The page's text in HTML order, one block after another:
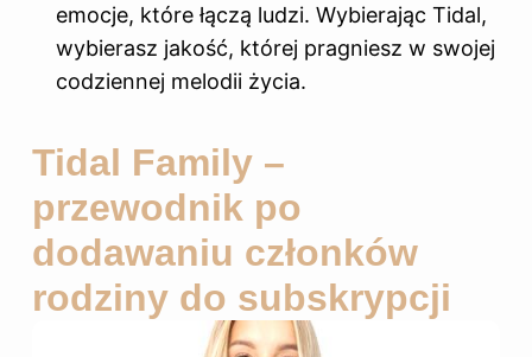
emocje, które łączą ludzi. Wybierając Tidal,
wybierasz jakość, której pragniesz w swojej
codziennej melodii życia.
Tidal Family –
przewodnik po
dodawaniu członków
rodziny do subskrypcji